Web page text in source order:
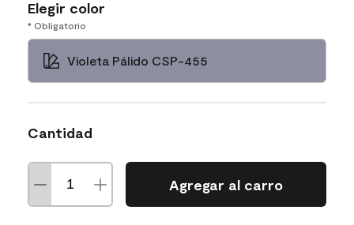
Elegir color
* Obligatorio
Violeta Pálido CSP-455
Cantidad
Agregar al carro